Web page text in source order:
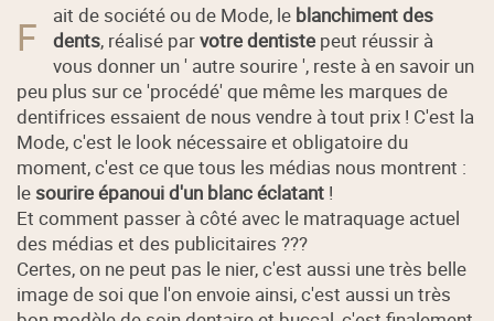
F ait de société ou de Mode, le blanchiment des
dents, réalisé parvotre dentiste peut réussir à
vous donner un ' autre sourire ', reste à en savoir un
peu plus sur ce 'procédé' que même les marques de
dentifrices essaient de nous vendre à tout prix ! C'est la
Mode, c'est le look nécessaire et obligatoire du
moment, c'est ce que tous les médias nous montrent :
le sourire épanoui d'un blanc éclatant !
Et comment passer à côté avec le matraquage actuel
des médias et des publicitaires ???
Certes, on ne peut pas le nier, c'est aussi une très belle
image de soi que l'on envoie ainsi, c'est aussi un très